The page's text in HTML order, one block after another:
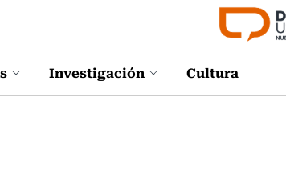
Investigación Cultura